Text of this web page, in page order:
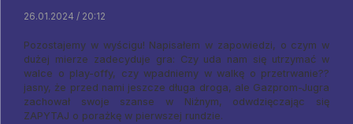
26.01.2024 / 20:12
Pozostajemy w wyścigu! Napisałem w zapowiedzi, o czym w
dużej mierze zadecyduje gra: Czy uda nam się utrzymać w
walce o play-offy, czy wpadniemy w walkę o przetrwanie??
jasny, że przed nami jeszcze długa droga, ale Gazprom-Jugra
zachował swoje szanse w Niżnym, odwdzięczając się
ZAPYTAJ o porażkę w pierwszej rundzie.